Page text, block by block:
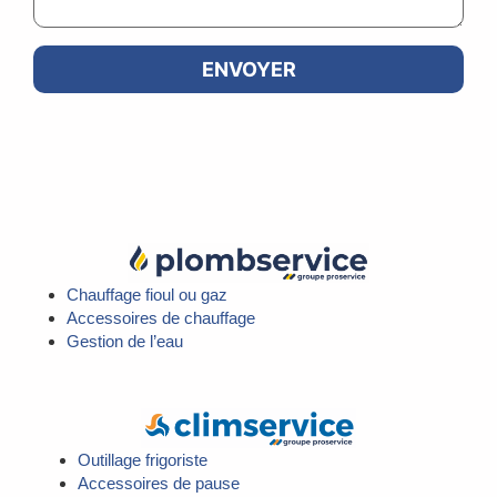
Chauffage fioul ou gaz
Accessoires de chauffage
Gestion de l’eau
Outillage frigoriste
Accessoires de pause